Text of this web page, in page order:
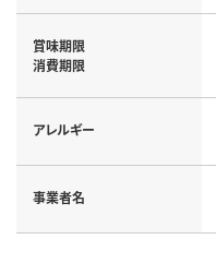
賞味期限
消費期限
アレルギー
事業者名